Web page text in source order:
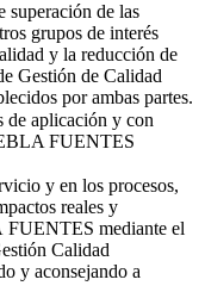
de las
grupos de interés
y la reducción de
Gestión de Calidad
por ambas partes.
aplicación y con
FUENTES
y en los procesos,
reales y
mediante el
Calidad
y aconsejando a